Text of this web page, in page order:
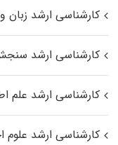
کارشناسی ارشد زبان
کارشناسی ارشد
کارشناسی ارشد علم
کارشناسی ارشد علوم